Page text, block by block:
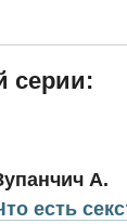
серии:
А.
есть